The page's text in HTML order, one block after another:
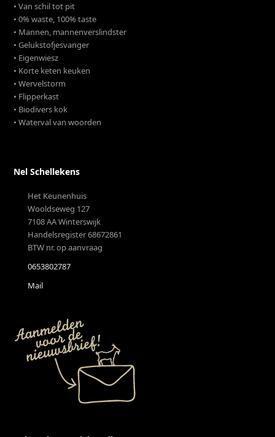
• Van schil tot pit
• 0% waste, 100% taste
• Mannen, mannenverslindster
• Gelukstofjesvanger
• Eigenwiesz
• Korte keten keuken
• Wervelstorm
• Flipperkast
• Biodivers kok
• Waterval van woorden
Nel Schellekens
Het Keunenhuis
Wooldseweg 127
7108 AA Winterswijk
Handelsregister 68672861
BTW nr. op aanvraag
0653802787
Mail